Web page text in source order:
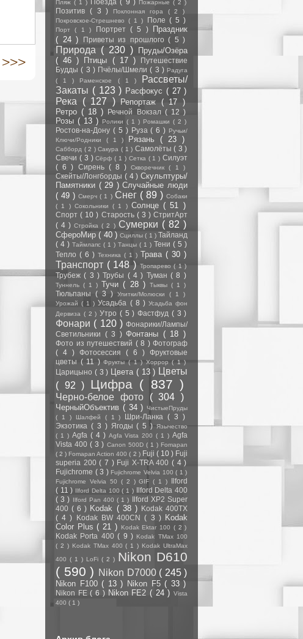
>>>
Пляж( 1 ) Пожарные ( 2 )
Позитив ( 3 ) Поклонная гора ( 2 )
Покровское-Стрешнево( 1 ) Поле ( 5 )
Порт( 1 ) Портрет ( 5 )
Праздник
( 24 )
Приветы из прошлого( 5 )
Природа ( 230 )
Пруды/Озёра
( 46 )
Птицы ( 17 )
Путешествие
Будды( 3 ) Пчёлы/Шмели( 3 ) Радуга
( 1 ) Раменское ( 1 )
Рассветы/
Закаты ( 123 ) Расфокус ( 27 )
Река ( 127 ) Репортаж ( 17 )
Ретро( 18 ) Речной Вокзал ( 12 )
Розы ( 13 ) Ролики ( 1 ) Ромашки ( 2 )
Ростов-на-Дону ( 5 ) Руза( 6 ) Ручьи/
Ключи/Родники ( 1 ) Рязань ( 23 )
Сабборд ( 2 )Сакура ( 1 ) Самолёты( 3 )
Свечи ( 3 )Сёрф( 1 ) Сетка ( 1 )Силуэт
( 6 ) Сирень ( 8 )Скворечник( 1 )
Скейты/Лонгборды ( 4 ) Скульптуры/
Памятники ( 29 )Случайные люди
( 49 )Смерч( 1 ) Снег ( 89 )Собаки
( 1 ) Сокольники( 1 ) Солнце( 51 )
Спорт( 10 ) Старость ( 3 ) СтритАрт
( 4 )Стройка( 2 ) Сумерки ( 82 )
СфероМир( 40 ) Сциллы( 1 ) Тайланд
( 4 ) Таймлапс ( 1 ) Танцы ( 1 ) Тени ( 5 )
Тепло ( 6 ) Техника ( 1 ) Трава ( 30 )
Транспорт ( 148 ) Тропарево( 1 )
Трубеж( 3 )Трубы ( 4 ) Туман( 8 )
Туннель( 1 ) Тучи( 28 ) Тыквы ( 1 )
Тюльпаны ( 3 ) Улитки/Молюски ( 1 )
Урожай( 1 ) Усадьба ( 8 ) Усадьба фон
Дервиза ( 2 ) Утро ( 5 ) Фастфуд ( 3 )
Фонари ( 120 ) Фонарики/Лампы/
Светильники ( 3 ) Фонтаны ( 18 )
Фото из путешествий ( 8 ) Фотограф
( 4 ) Фотосессия ( 6 ) Фруктовые
цветы ( 11 )Фрукты ( 1 ) Хоррор( 1 )
Царицыно ( 3 ) Цвета ( 13 ) Цветы
( 92 ) Цифра ( 837 )
Черно-белое фото ( 304 )
ЧерныйОбъектив ( 34 ) ЧистыеПруды
( 1 )
Шалфей ( 1 ) Шри-Ланка( 3 )
Экзотика ( 3 ) Ягоды( 5 ) Язычество
( 1 ) Agfa ( 4 ) Agfa Vista 200( 1 )Agfa
Vista 400( 3 ) Canon 500D ( 1 ) Fomapan
( 2 ) Fomapan Action 400( 2 ) Fuji ( 10 ) Fuji
superia 200( 7 ) Fuji X-TRA 400( 4 )
Fujichrome ( 3 ) Fujichrome Velvia 100( 1 )
Fujichrome Velvia 50 ( 2 )GIF( 1 ) Ilford
( 11 ) Ilford Delta 100( 1 ) Ilford Delta 400
( 3 ) Ilford Pan 400( 1 ) Ilford XP2 Super
400( 6 ) Kodak ( 38 ) Kodak 400TX
( 4 )
Kodak BW 400CN( 3 )
Kodak
Color Plus( 21 ) Kodak Ektar 100 ( 2 )
Kodak Porta 400( 9 ) Kodak TMax 100
( 2 ) Kodak TMax 400( 1 ) Kodak UltraMax
400 ( 1 ) LoFi ( 2 ) Nikon D610
( 590 ) Nikon D7000 ( 245 )
Nikon F100( 13 ) Nikon F5( 33 )
Nikon FE( 6 ) Nikon FE2 ( 24 )Vista
400 ( 1 )